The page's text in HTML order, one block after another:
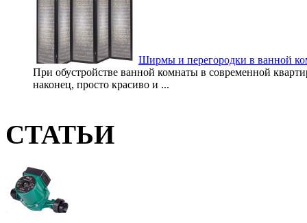
Ширмы и перегородки в ванной
При обустройстве ванной комнаты в современной
наконец, просто красиво и ...
СТАТЬИ